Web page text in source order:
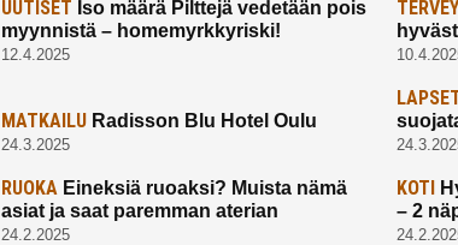
UUTISET Iso määrä Pilttejä vedetään pois
myynnistä – homemyrkkyriski!
12.4.2025
MATKAILU Radisson Blu Hotel Oulu
24.3.2025
RUOKA Eineksiä ruoaksi? Muista nämä
asiat ja saat paremman aterian
24.2.2025
KOTI
– 2